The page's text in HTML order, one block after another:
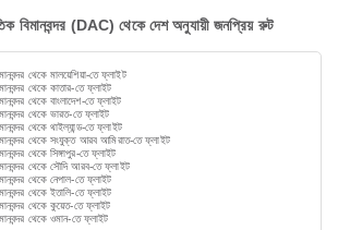
বিমানবন্দর (DAC) থেকে দেশ অনুযায়ী জনপ্রিয় রুট
থেকে মালয়েশিয়া-তে ফ্লাইট
থেকে কাতার-তে ফ্লাইট
থেকে বাংলাদেশ-তে ফ্লাইট
থেকে ভারত-তে ফ্লাইট
থেকে থাইল্যান্ড-তে ফ্লাইট
থেকে সংযুক্ত আরব আমিরাত-তে ফ্লাইট
থেকে সিঙ্গাপুর-তে ফ্লাইট
থেকে সৌদি আরব-তে ফ্লাইট
থেকে নেপাল-তে ফ্লাইট
থেকে ইতালি-তে ফ্লাইট
থেকে কুয়েত-তে ফ্লাইট
থেকে ওমান-তে ফ্লাইট